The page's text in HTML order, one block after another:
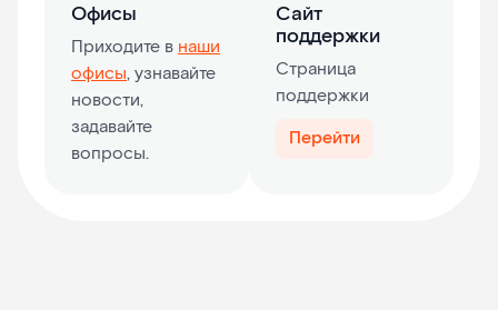
Офисы
Приходите внаши
офисы, узнавайте
новости,
задавайте
вопросы.
Сайт
поддержки
Страница
поддержки
Перейти